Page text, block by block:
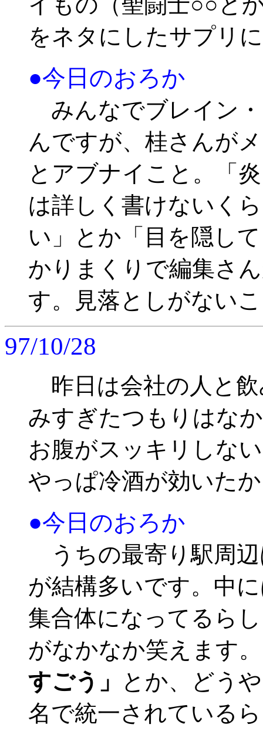
をネタにしたサプリ
●今日のおろか
みんなでブレイン
んですが、桂さんが
とアブナイこと。「
は詳しく書けないく
い」とか「目を隠し
かりまくりで編集さ
す。見落としがない
97/10/28
昨日は会社の人と
みすぎたつもりはな
お腹がスッキリしな
やっぱ冷酒が効いた
●今日のおろか
うちの最寄り駅周
が結構多いです。中
集合体になってるら
がなかなか笑えます。
すごう」
とか、どう
名で統一されている